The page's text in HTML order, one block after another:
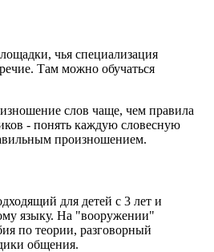
чья специализация
Там можно обучаться
слов чаще, чем правила
- понять каждую словесную
произношением.
для детей с 3 лет и
языку. На "вооружении"
по теории, разговорный
общения.